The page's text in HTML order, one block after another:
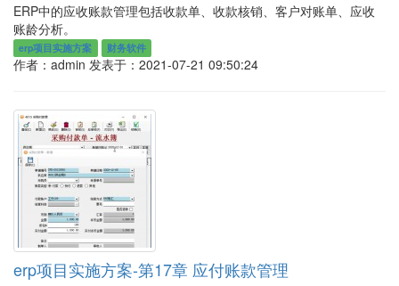
ERP中的应收账款管理包括收款单、收款核销、客户对账单、应收
账龄分析。
erp项目实施方案 财务软件
作者：admin 发表于：2021-07-21 09:50:24
erp项目实施方案-第17章 应付账款管理